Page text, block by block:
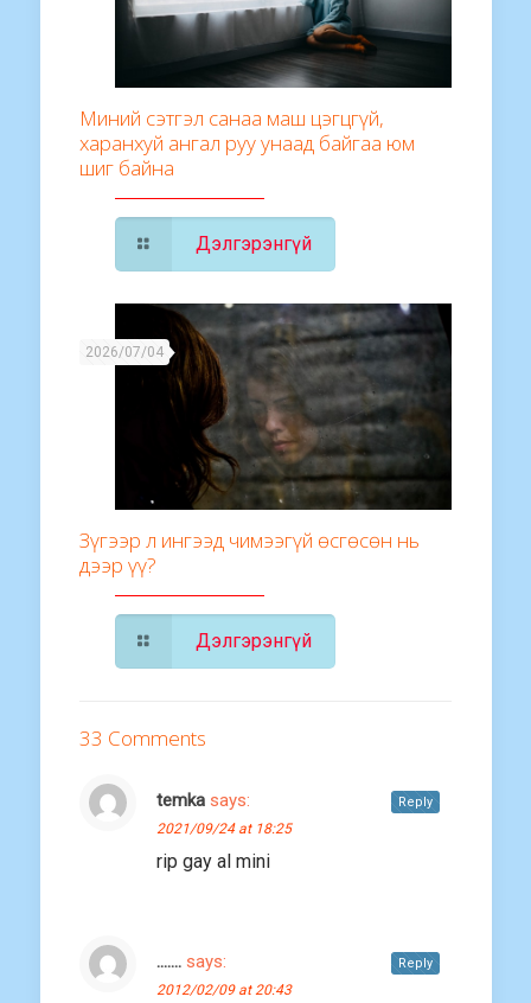
Миний сэтгэл санаа маш цэгцгүй,
харанхуй ангал руу унаад байгаа юм
шиг байна
Дэлгэрэнгүй
2026/07/04
Зүгээр л ингээд чимээгүй өсгөсөн нь
дээр үү?
Дэлгэрэнгүй
33 Comments
temka says:
2021/09/24 at 18:25
rip gay al mini
Reply
....... says:
2012/02/09 at 20:43
Reply